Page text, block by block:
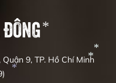
9, TP. Hồ Chí Minh